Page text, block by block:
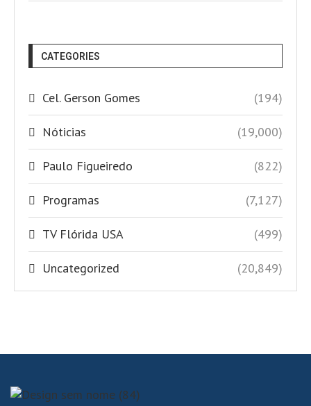
CATEGORIES
Cel. Gerson Gomes (194)
Nóticias (19,000)
Paulo Figueiredo (822)
Programas (7,127)
TV Flórida USA (499)
Uncategorized (20,849)